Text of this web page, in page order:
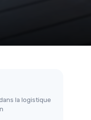
la logistique